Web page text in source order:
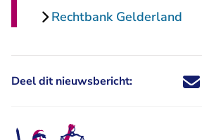
Rechtbank Gelderland
Deel dit nieuwsbericht: Deel dit
Deel